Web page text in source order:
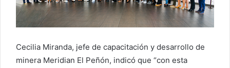
Cecilia Miranda, jefe de capacitación y desarrollo de
minera Meridian El Peñón, indicó que “con esta